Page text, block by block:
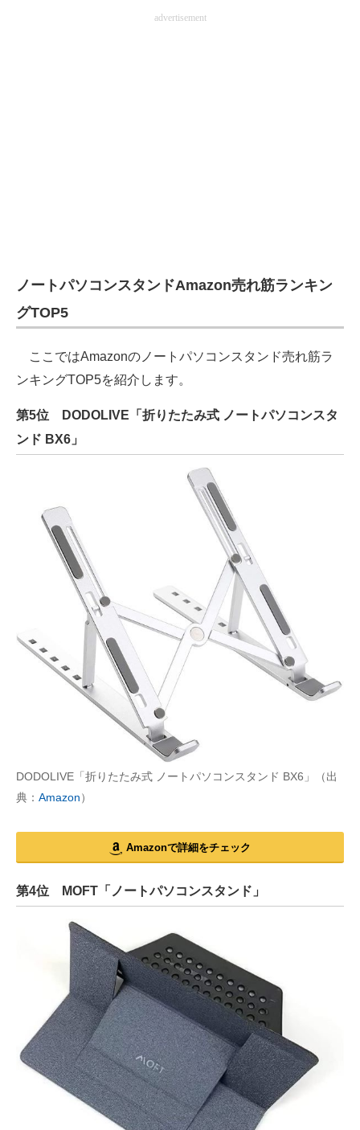
advertisement
ノートパソコンスタンドAmazon売れ筋ランキン
グTOP5
ここではAmazonのノートパソコンスタンド売れ筋ラ
ンキングTOP5を紹介します。
第5位 DODOLIVE「折りたたみ式 ノートパソコンスタ
ンド BX6」
DODOLIVE「折りたたみ式 ノートパソコンスタンド BX6」（出
典： Amazon）
Amazonで詳細をチェック
第4位 MOFT「ノートパソコンスタンド」